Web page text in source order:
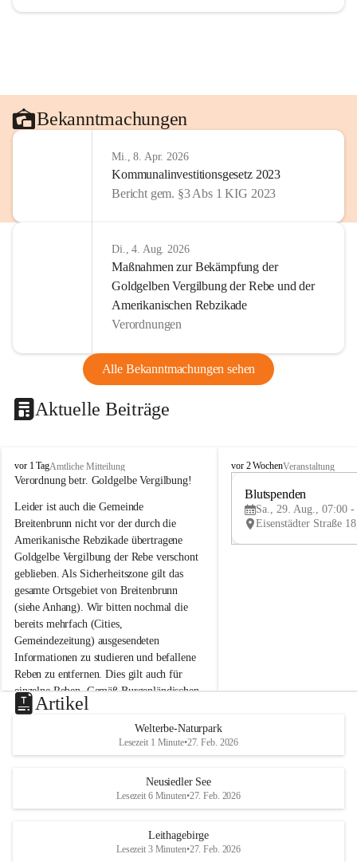
Bekanntmachungen
Mi., 8. Apr. 2026
Kommunalinvestitionsgesetz 2023
Bericht gem. §3 Abs 1 KIG 2023
Di., 4. Aug. 2026
Maßnahmen zur Bekämpfung der
Goldgelben Vergilbung der Rebe und der
Amerikanischen Rebzikade
Verordnungen
Alle Bekanntmachungen sehen
Aktuelle Beiträge
B
r
i
t
e
n
b
r
u
n
n
a
m
N
e
u
s
d
S
vor 1 TagAmtliche Mitteilung
Verordnung betr. Goldgelbe Vergilbung!
Leider ist auch die Gemeinde
Breitenbrunn nicht vor der durch die
Amerikanische Rebzikade übertragene
Goldgelbe Vergilbung der Rebe verschont
geblieben. Als Sicherheitszone gilt das
gesamte Ortsgebiet von Breitenbrunn
(siehe Anhang). Wir bitten nochmal die
bereits mehrfach (Cities,
Gemeindezeitung) ausgesendeten
Informationen zu studieren und befallene
Reben zu entfernen. Dies gilt auch für
einzelne Reben. Gemäß Burgenländischen
Weinbaugesetz sind nicht gepflegte oder
unzulässige Weingärten zu roden! Bitte
helfen wir zusammen um unsere Winzer
vor den prognostizierten Ernteausfällen
und den daraus folgenden wirtschaftlichen
Maßnahmen zur Bekämpfung
B
e
u
e
d
r
S
vor 2 WochenVeranstaltung
Blutspenden
Sa., 29. Aug., 07:00 -
Artikel
Welterbe-Naturpark
Lesezeit 1 Minute•27. Feb. 2026
Neusiedler See
Lesezeit 6 Minuten•27. Feb. 2026
Leithagebirge
Lesezeit 3 Minuten•27. Feb. 2026